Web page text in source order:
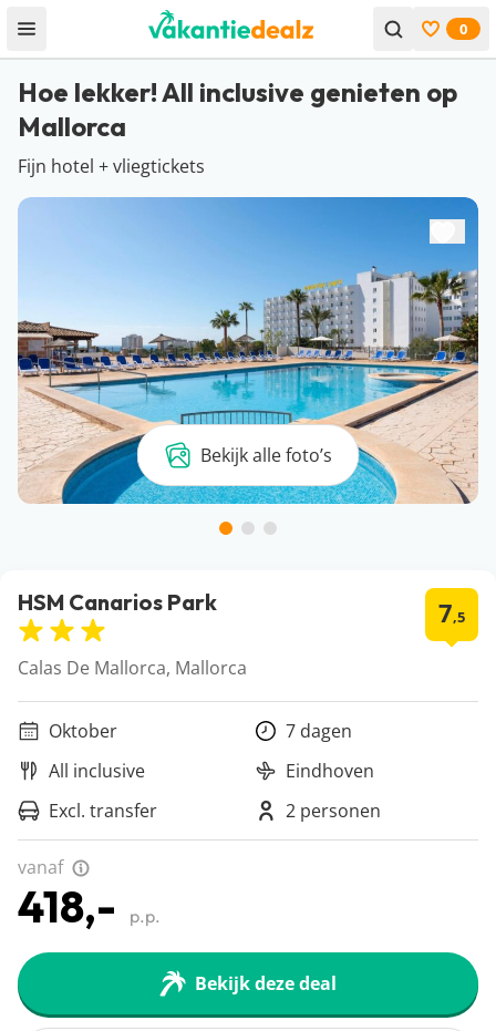
Open menu Bekijk
0
Hoe lekker! All inclusive genieten op
Mallorca
Fijn hotel + vliegtickets
Bekijk alle foto’s
HSM Canarios Park 7,5
Calas De Mallorca, Mallorca
Oktober
7 dagen
All inclusive
Eindhoven
Excl. transfer
2 personen
vanaf
418,- p.p.
Bekijk deze deal